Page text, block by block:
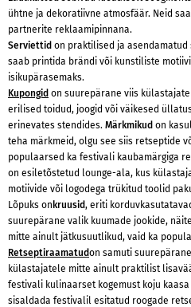
ühtne ja dekoratiivne atmosfäär. Neid
partnerite reklaamipinnana.
Serviettid on praktilised ja asendamatud
saab printida brändi või kunstiliste
isikupärasemaks.
Kupongid on suurepärane viis
erilised toidud, joogid või väikesed
erinevates stendides. Märkmikud on
teha märkmeid, olgu see siis retseptide
populaarsed ka festivali kaubamärgiga
on esiletõstetud lounge-ala, kus
motiivide või logodega trükitud toolid
Lõpuks on kruusid, eriti
suurepärane valik kuumade jookide,
mitte ainult jätkusuutlikud, vaid ka
Retseptiraamatudon samuti
külastajatele mitte ainult praktilist
festivali kulinaarset kogemust koju
sisaldada festivalil esitatud roogade